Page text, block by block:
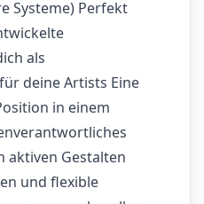
Systeme) Perfekt
als
deine Artists Eine
in einem
aktiven Gestalten
und flexible